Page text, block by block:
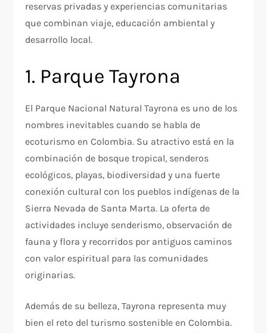
reservas privadas y experiencias comunitarias
que combinan viaje, educación ambiental y
desarrollo local.
1. Parque Tayrona
El Parque Nacional Natural Tayrona es uno de los
nombres inevitables cuando se habla de
ecoturismo en Colombia. Su atractivo está en la
combinación de bosque tropical, senderos
ecológicos, playas, biodiversidad y una fuerte
conexión cultural con los pueblos indígenas de la
Sierra Nevada de Santa Marta. La oferta de
actividades incluye senderismo, observación de
fauna y flora y recorridos por antiguos caminos
con valor espiritual para las comunidades
originarias.
Además de su belleza, Tayrona representa muy
bien el reto del turismo sostenible en Colombia.